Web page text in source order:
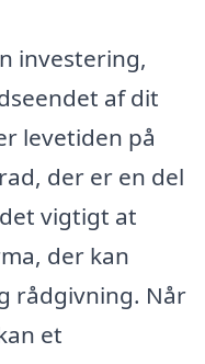
investering,
af dit
levetiden på
der er en del
vigtigt at
der kan
rådgivning. Når
et